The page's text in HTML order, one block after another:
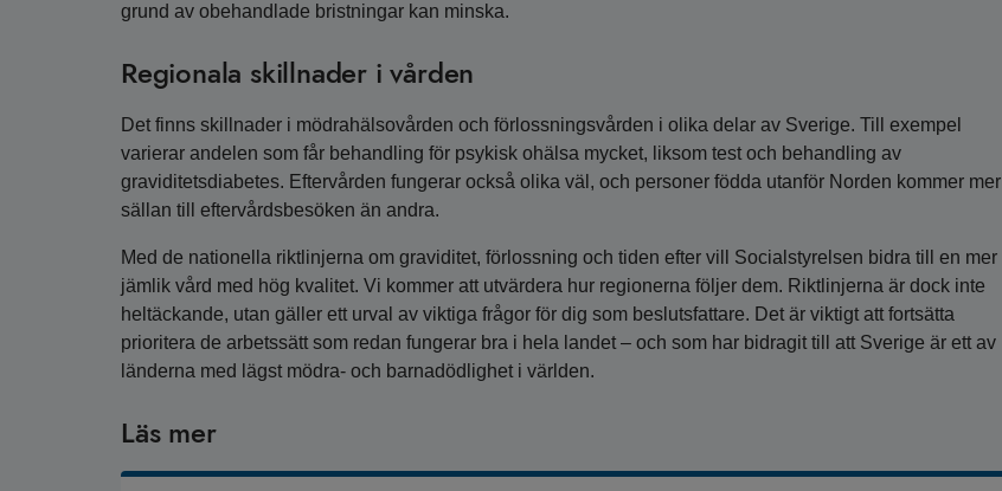
grund av obehandlade bristningar kan minska.
Regionala skillnader i vården
Det finns skillnader i mödrahälsovården och förlossningsvården i olika delar av Sverige. Till exempel
varierar andelen som får behandling för psykisk ohälsa mycket, liksom test och behandling av
graviditetsdiabetes. Eftervården fungerar också olika väl, och personer födda utanför Norden kommer mer
sällan till eftervårdsbesöken än andra.
Med de nationella riktlinjerna om graviditet, förlossning och tiden efter vill Socialstyrelsen bidra till en mer
jämlik vård med hög kvalitet. Vi kommer att utvärdera hur regionerna följer dem. Riktlinjerna är dock inte
heltäckande, utan gäller ett urval av viktiga frågor för dig som beslutsfattare. Det är viktigt att fortsätta
prioritera de arbetssätt som redan fungerar bra i hela landet – och som har bidragit till att Sverige är ett av
länderna med lägst mödra- och barnadödlighet i världen.
Läs mer